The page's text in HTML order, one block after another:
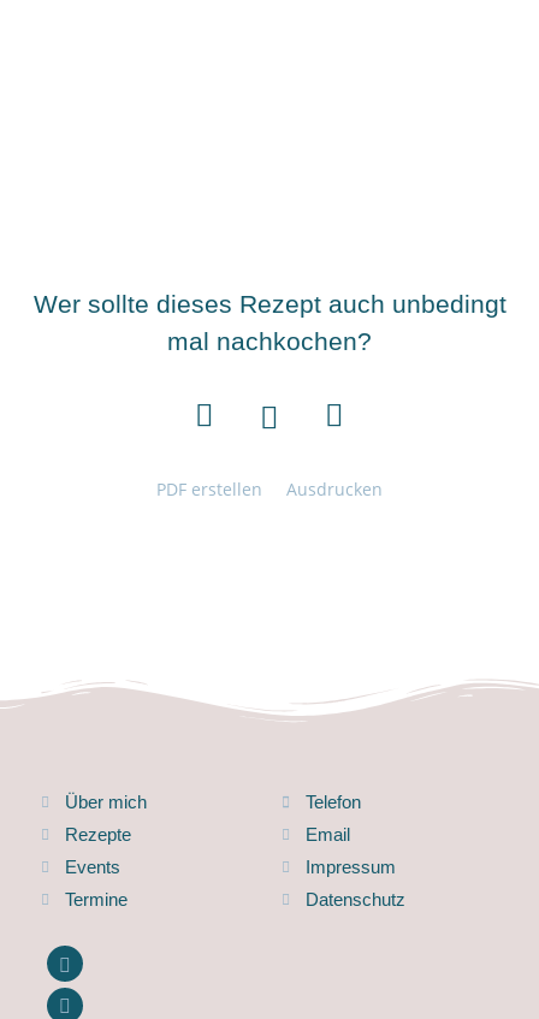
Wer sollte dieses Rezept auch unbedingt
mal nachkochen?
PDF erstellen Ausdrucken
Über mich
Rezepte
Events
Termine
Telefon
Email
Impressum
Datenschutz